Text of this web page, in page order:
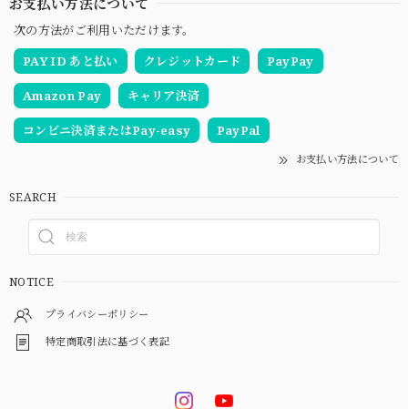
次の方法がご利用いただけます。
PAY ID あと払い
クレジットカード PayPay
Amazon Pay キャリア決済
コンビニ決済またはPay-easy PayPal
お支払い方法について
SEARCH
NOTICE
プライバシーポリシー
特定商取引法に基づく表記